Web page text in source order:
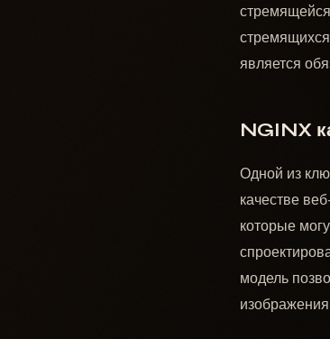
является
NGINX
Одной из
качестве
которые
модель